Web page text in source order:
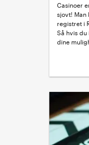
Casinoer
sjovt! Man
registret i
Så hvis du
dine